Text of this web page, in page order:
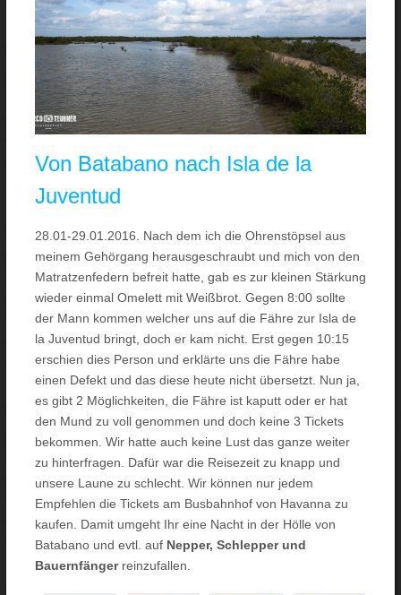
Von Batabano nach Isla de la
Juventud
28.01-29.01.2016. Nach dem ich die Ohrenstöpsel aus
meinem Gehörgang herausgeschraubt und mich von den
Matratzenfedern befreit hatte, gab es zur kleinen Stärkung
wieder einmal Omelett mit Weißbrot. Gegen 8:00 sollte
der Mann kommen welcher uns auf die Fähre zur Isla de
la Juventud bringt, doch er kam nicht. Erst gegen 10:15
erschien dies Person und erklärte uns die Fähre habe
einen Defekt und das diese heute nicht übersetzt. Nun ja,
es gibt 2 Möglichkeiten, die Fähre ist kaputt oder er hat
den Mund zu voll genommen und doch keine 3 Tickets
bekommen. Wir hatte auch keine Lust das ganze weiter
zu hinterfragen. Dafür war die Reisezeit zu knapp und
unsere Laune zu schlecht. Wir können nur jedem
Empfehlen die Tickets am Busbahnhof von Havanna zu
kaufen. Damit umgeht Ihr eine Nacht in der Hölle von
Batabano und evtl. auf Nepper, Schlepper und
Bauernfängerreinzufallen.